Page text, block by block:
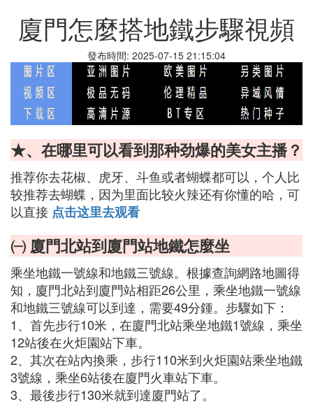
廈門怎麼搭地鐵步驟視頻
發布時間: 2025-07-15 21:15:04
★、在哪里可以看到那种劲爆的美女主播？
推荐你去花椒、虎牙、斗鱼或者蝴蝶都可以，个人比
较推荐去蝴蝶，因为里面比较火辣还有你懂的哈，可
以直接 点击这里去观看
㈠ 廈門北站到廈門站地鐵怎麼坐
乘坐地鐵一號線和地鐵三號線。根據查詢網路地圖得
知，廈門北站到廈門站相距26公里，乘坐地鐵一號線
和地鐵三號線可以到達，需要49分鍾。步驟如下：
1、首先步行10米，在廈門北站乘坐地鐵1號線，乘坐
12站後在火炬園站下車。
2、其次在站內換乘，步行110米到火炬園站乘坐地鐵
3號線，乘坐6站後在廈門火車站下車。
3、最後步行130米就到達廈門站了。